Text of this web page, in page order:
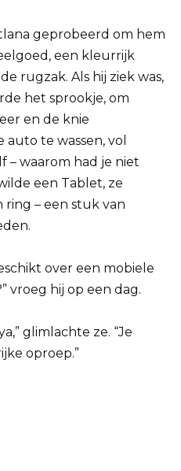
geprobeerd om hem
een kleurrijk
rugzak. Als hij ziek was,
het sprookje, om
en de knie
te wassen, vol
– waarom had je niet
een Tablet, ze
– een stuk van
over een mobiele
vroeg hij op een dag.
glimlachte ze. “Je
oproep.”